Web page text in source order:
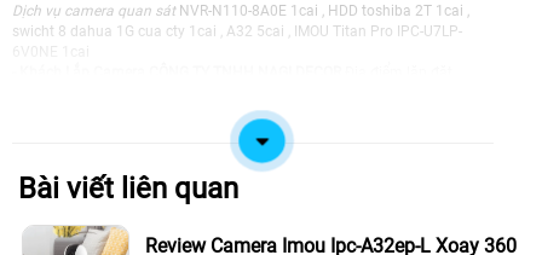
Dịch vụ camera quan sát NVR-N110-8A0E 1cai , HDD toshiba 2T 1cai ,
swicht 8 dahua 1G cua cty 1cai , A32 5cai , IMOU Titan Pro IPC-U7LP-
1 cam imou IPC-A32EP, 1 thẻ 128Gb 4S-Gen
Địa điểm lăp đặt camera 314 Cao Đạt, p.
Chợ Quán, q.5 C.c Phúc Thịnh Sử dụng
Dịch vụ camera quan sát
imou IPC-A32EP,1 thẻ 32Gb my
- Khách Lắp Camera CÔNG TY TNHH TM DV QDC
camera quan sát1 cam Imou ipc-a32ep-l
Bài viết liên quan
Review Camera Imou Ipc-A32ep-L Xoay 360